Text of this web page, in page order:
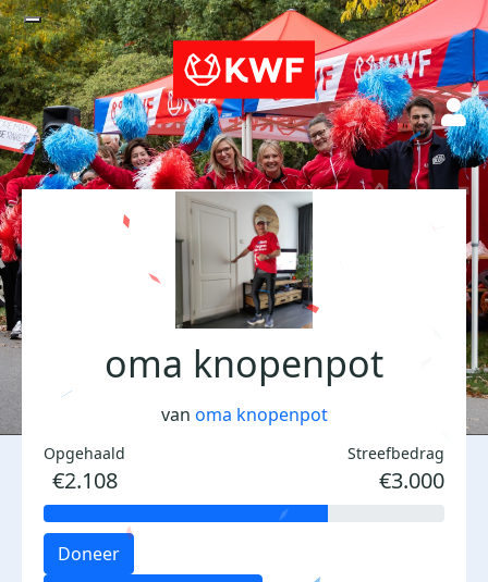
oma knopenpot
van oma knopenpot
Opgehaald
€2.108
Streefbedrag
€3.000
Doneer